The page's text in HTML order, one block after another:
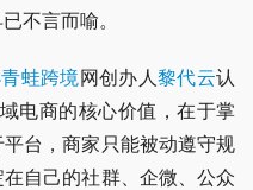
不言而喻。
蛙跨境网创办人黎代云认
电商的核心价值，在于掌
台，商家只能被动遵守规
自己的社群、企微、公众